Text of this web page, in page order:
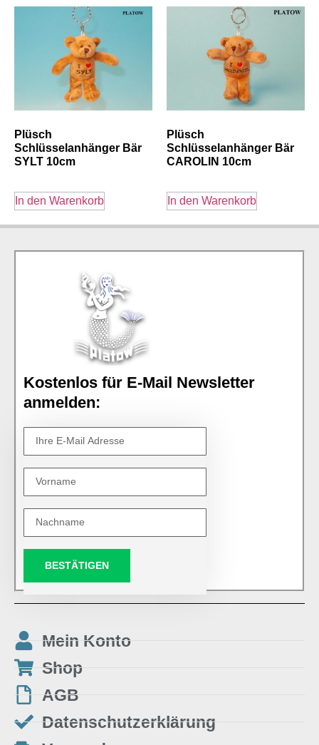
Plüsch
Schlüsselanhänger Bär
SYLT 10cm
In den Warenkorb
Plüsch
Schlüsselanhänger Bär
CAROLIN 10cm
In den Warenkorb
Kostenlos für E-Mail Newsletter
anmelden:
BESTÄTIGEN
Mein Konto
Shop
AGB
Datenschutzerklärung